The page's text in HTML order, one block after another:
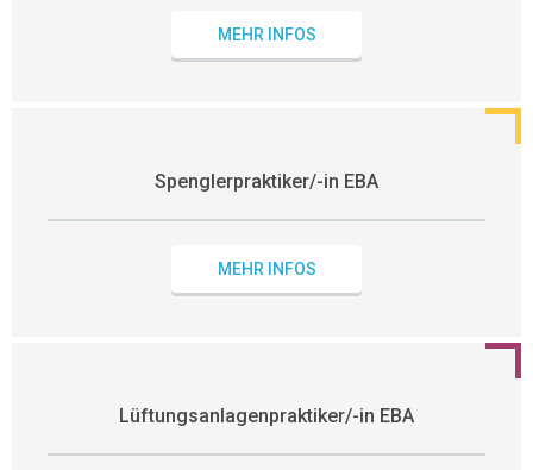
MEHR INFOS
Spenglerpraktiker/-in EBA
MEHR INFOS
Lüftungsanlagenpraktiker/-in EBA